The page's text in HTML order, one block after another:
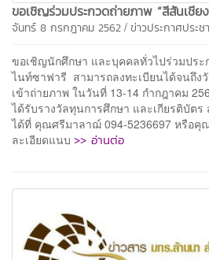
ขอเชิญร่วมประกวดถ่ายภาพ “สีสันเชีย
จันทร์ 8 กรกฎาคม 2562 / ข่าวประกาศประ
ขอเชิญนักศึกษา และบุคคลทั่วไปร่วมประ
ไนท์ซาฟารี สามารถลงทะเบียนได้จนถึง
เข้าถ่ายภาพ ในวันที่ 13-14 กำกฎาคม
ได้รับรางวัลทุนการศึกษา และเกียรติบัตร
ได้ที่ คุณศรีมาลาฌ์ 094-5236697 หรือคุ
ละเอียดแนบ >> อ่านต่อ